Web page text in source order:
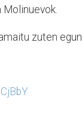
Molinuevok.
zuten